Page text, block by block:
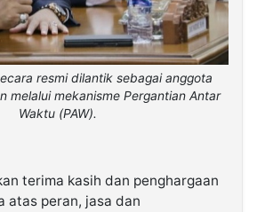
resmi dilantik sebagai anggota
melalui mekanisme Pergantian Antar
Waktu (PAW).
terima kasih dan penghargaan
atas peran, jasa dan